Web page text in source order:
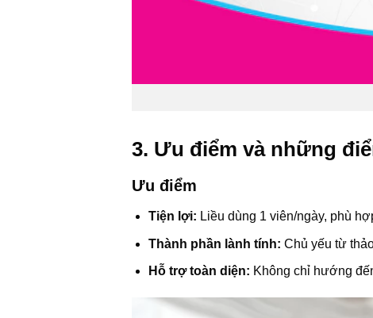
3. Ưu điểm và những
Ưu điểm
Tiện lợi: Liều dùng 1 viên/ngày, phù
Thành phần lành tính: Chủ yếu từ
Hỗ trợ toàn diện: Không chỉ hướng